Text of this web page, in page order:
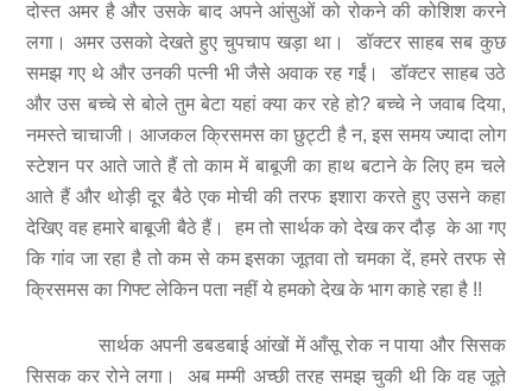
दोस्त अमर है और उसके बाद अपने आंसुओं को रोकने की कोशिश करने
लगा। अमर उसको देखते हुए चुपचाप खड़ा था। डॉक्टर साहब सब कुछ
समझ गए थे और उनकी पत्नी भी जैसे अवाक रह गईं। डॉक्टर साहब उठे
और उस बच्चे से बोले तुम बेटा यहां क्या कर रहे हो? बच्चे ने जवाब दिया,
नमस्ते चाचाजी। आजकल क्रिसमस का छुट्टी है न, इस समय ज्यादा लोग
स्टेशन पर आते जाते हैं तो काम में बाबूजी का हाथ बटाने के लिए हम चले
आते हैं और थोड़ी दूर बैठे एक मोची की तरफ इशारा करते हुए उसने कहा
देखिए वह हमारे बाबूजी बैठे हैं। हम तो सार्थक को देख कर दौड़ के आ गए
कि गांव जा रहा है तो कम से कम इसका जूतवा तो चमका दें, हमरे तरफ से
क्रिसमस का गिफ्ट लेकिन पता नहीं ये हमको देख के भाग काहे रहा है !!
सार्थक अपनी डबडबाई आंखों में आँसू रोक न पाया और सिसक
सिसक कर रोने लगा। अब मम्मी अच्छी तरह समझ चुकी थी कि वह जूते